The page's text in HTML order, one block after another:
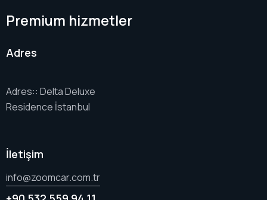
Premium hizmetler
Adres
Adres:: Delta Deluxe
Residence İstanbul
İletişim
info@zoomcar.com.tr